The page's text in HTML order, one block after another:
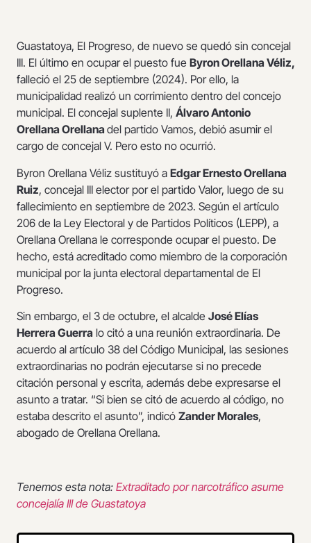
Guastatoya, El Progreso, de nuevo se quedó sin concejal
III. El último en ocupar el puesto fue Byron Orellana Véliz,
falleció el 25 de septiembre (2024). Por ello, la
municipalidad realizó un corrimiento dentro del concejo
municipal. El concejal suplente II, Álvaro Antonio
Orellana Orellana del partido Vamos, debió asumir el
cargo de concejal V. Pero esto no ocurrió.
Byron Orellana Véliz sustituyó a Edgar Ernesto Orellana
Ruiz, concejal III elector por el partido Valor, luego de su
fallecimiento en septiembre de 2023. Según el artículo
206 de la Ley Electoral y de Partidos Políticos (LEPP), a
Orellana Orellana le corresponde ocupar el puesto. De
hecho, está acreditado como miembro de la corporación
municipal por la junta electoral departamental de El
Progreso.
Sin embargo, el 3 de octubre, el alcalde José Elías
Herrera Guerra lo citó a una reunión extraordinaria. De
acuerdo al artículo 38 del Código Municipal, las sesiones
extraordinarias no podrán ejecutarse si no precede
citación personal y escrita, además debe expresarse el
asunto a tratar. “Si bien se citó de acuerdo al código, no
estaba descrito el asunto”, indicó Zander Morales,
abogado de Orellana Orellana.
Tenemos esta nota: Extraditado por narcotráfico asume
concejalía III de Guastatoya